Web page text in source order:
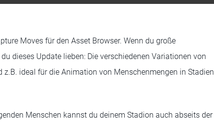
Moves für den Asset Browser. Wenn du große
dieses Update lieben: Die verschiedenen Variationen von
ideal für die Animation von Menschenmengen in Stadien
Menschen kannst du deinem Stadion auch abseits der